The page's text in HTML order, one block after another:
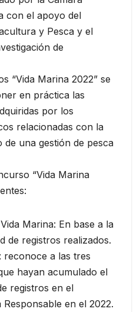
con el apoyo del
y Pesca y el
de
“Vida Marina 2022” se
en práctica las
por los
relacionadas con la
de una gestión de pesca
“Vida Marina
Marina: En base a la
de registros realizados.
reconoce a las tres
hayan acumulado el
registros en el
en el 2022.